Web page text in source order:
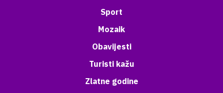
Sport
Mozaik
Obavijesti
Turisti kažu
Zlatne godine